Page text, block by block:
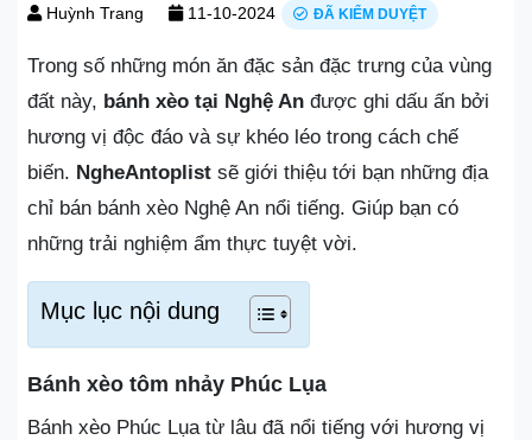
Huỳnh Trang 11-10-2024 ĐÃ KIỂM DUYỆT
Trong số những món ăn đặc sản đặc trưng của vùng
đất này, bánh xèo tại Nghệ An được ghi dấu ấn bởi
hương vị độc đáo và sự khéo léo trong cách chế
biến. NgheAntoplist sẽ giới thiệu tới bạn những địa
chỉ bán bánh xèo Nghệ An nổi tiếng. Giúp bạn có
những trải nghiệm ẩm thực tuyệt vời.
Mục lục nội dung
Bánh xèo tôm nhảy Phúc Lụa
Bánh xèo Phúc Lụa từ lâu đã nổi tiếng với hương vị